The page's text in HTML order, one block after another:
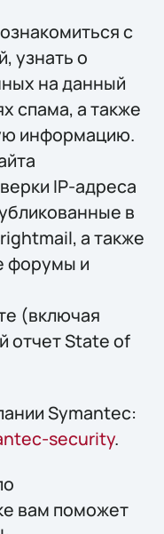
с
узнать о
на данный
спама, а также
информацию.
IP-адреса
в
а также
форумы и
(включая
отчет State of
Symantec:
security.
вам поможет